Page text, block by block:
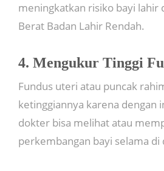
meningkatkan risiko bayi lahir
Berat Badan Lahir Rendah.
4. Mengukur Tinggi
Fundus uteri atau puncak
ketinggiannya karena dengan
dokter bisa melihat atau
perkembangan bayi selama di